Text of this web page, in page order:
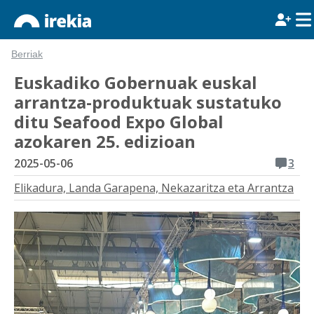
Berriak
Euskadiko Gobernuak euskal
arrantza-produktuak sustatuko
ditu Seafood Expo Global
azokaren 25. edizioan
2025-05-06
3
Elikadura, Landa Garapena, Nekazaritza eta Arrantza